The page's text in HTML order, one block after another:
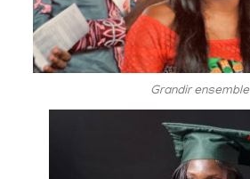
Grandir ensemble